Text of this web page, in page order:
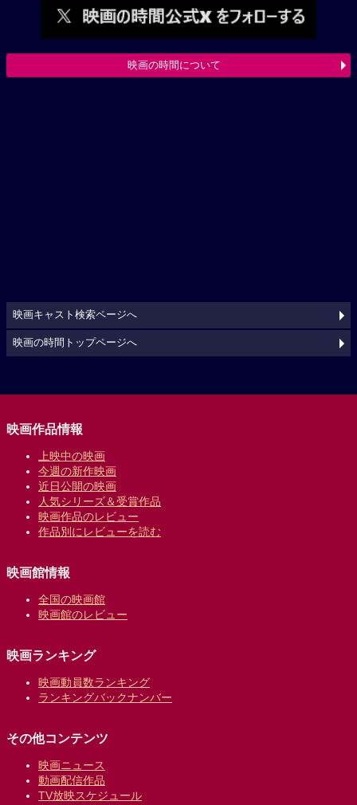
映画の時間について
映画キャスト検索ページへ
映画の時間トップページへ
映画作品情報
上映中の映画
今週の新作映画
近日公開の映画
人気シリーズ＆受賞作品
映画作品のレビュー
作品別にレビューを読む
映画館情報
全国の映画館
映画館のレビュー
映画ランキング
映画動員数ランキング
ランキングバックナンバー
その他コンテンツ
映画ニュース
動画配信作品
TV放映スケジュール